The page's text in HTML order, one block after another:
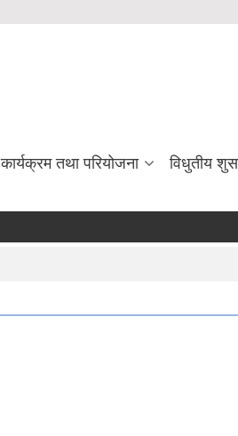
कार्यक्रम तथा परियोजना विधुतीय